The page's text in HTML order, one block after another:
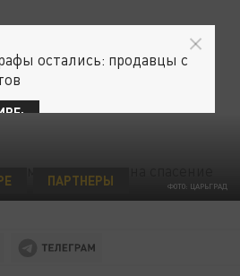
ФОТО: ЦАРЬГРАД
ПАРТНЕРЫ
остались: продавцы с